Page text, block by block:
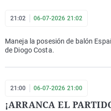
21:02 06-07-2026 21:02
Maneja la posesión de balón
de Diogo Costa.
21:00 06-07-2026 21:00
¡ARRANCA EL